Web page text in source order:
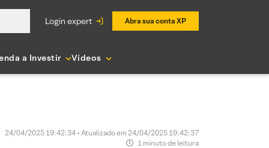
login expert Abra sua conta XP
a Investir Vídeos
24/04/2025 19:42:34 • Atualizado em 24/04/2025 19:42:37
1 minuto de leitura